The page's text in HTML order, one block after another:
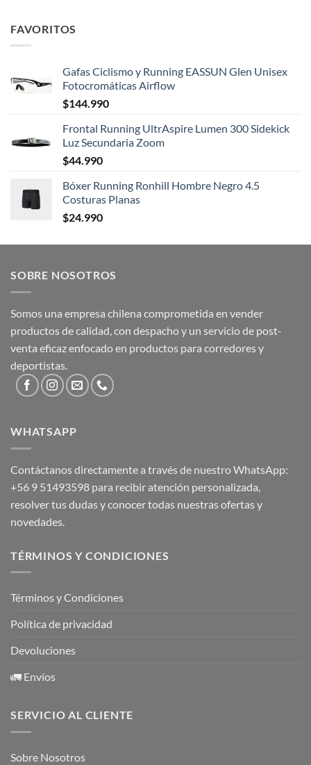
FAVORITOS
Gafas Ciclismo y Running EASSUN Glen Unisex
Fotocromáticas Airflow
$144.990
Frontal Running UltrAspire Lumen 300 Sidekick
Luz Secundaria Zoom
$44.990
Bóxer Running Ronhill Hombre Negro 4.5
Costuras Planas
$24.990
SOBRE NOSOTROS
Somos una empresa chilena comprometida en vender
productos de calidad, con despacho y un servicio de post-
venta eficaz enfocado en productos para corredores y
deportistas.
WHATSAPP
Contáctanos directamente a través de nuestro WhatsApp:
+56 9 51493598 para recibir atención personalizada,
resolver tus dudas y conocer todas nuestras ofertas y
novedades.
TÉRMINOS Y CONDICIONES
Términos y Condiciones
Política de privacidad
Devoluciones
🚛 Envíos
SERVICIO AL CLIENTE
Sobre Nosotros